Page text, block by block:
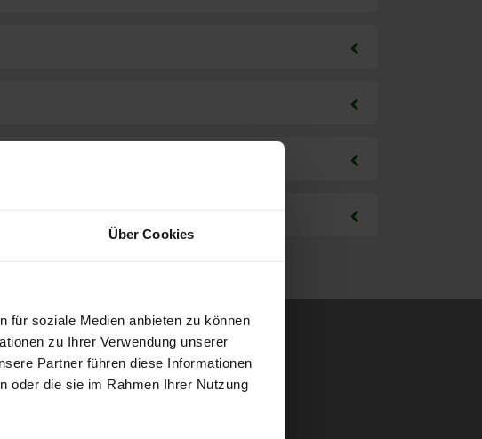
Über Cookies
für soziale Medien anbieten zu können
zu Ihrer Verwendung unserer
Partner führen diese Informationen
oder die sie im Rahmen Ihrer Nutzung